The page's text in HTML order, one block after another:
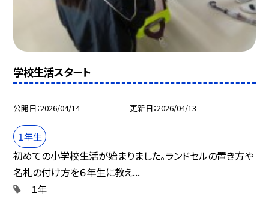
学校生活スタート
公開日 2026/04/14 更新日 2026/04/13
１年生
初めての小学校生活が始まりました。ランドセルの置き方や
名札の付け方を６年生に教え...
１年